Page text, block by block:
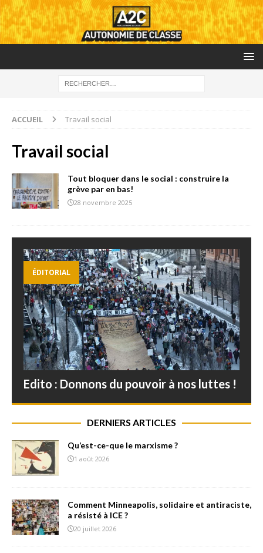
ACCUEIL Travail social
Travail social
Tout bloquer dans le social : construire la
grève par en bas!
28 novembre 2025
ÉDITORIAL
Edito : Donnons du pouvoir à nos luttes !
DERNIERS ARTICLES
Qu’est-ce-que le marxisme ?
1 août 2026
Comment Minneapolis, solidaire et antiraciste,
a résisté à ICE ?
20 juillet 2026